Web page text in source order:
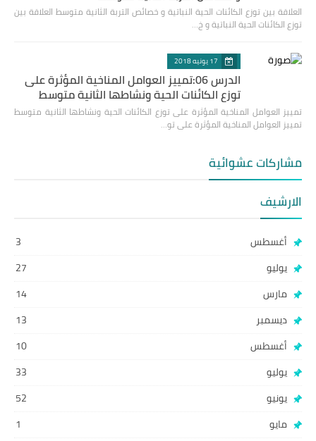
العلاقة بين توزع الكائنات الحية النباتية و خصائص التربة الثانية متوسط العلاقة بين
توزع الكائنات الحية النباتية و خ…
17 يونيه 2018
الدرس 06:تمييز العوامل المناخية المؤثرة على
توزع الكائنات الحية ونشاطها الثانية متوسط
تمييز العوامل المناخية المؤثرة على توزع الكائنات الحية ونشاطها الثانية متوسط
تمييز العوامل المناخية المؤثرة على تو…
مشاركات عشوائية
الارشيف
أغسطس
3
يوليو
27
مارس
14
ديسمبر
13
أغسطس
10
يوليو
33
يونيو
52
مايو
1